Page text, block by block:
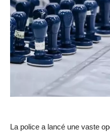
La police a lancé une vaste